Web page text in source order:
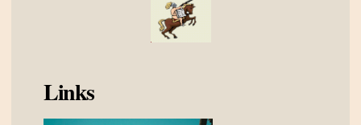
Links